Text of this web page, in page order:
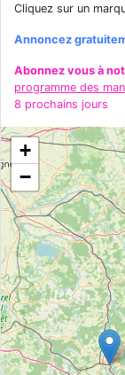
Cliquez sur un
Annoncez
Abonnez vous à
programme des
8 prochains jours
+
−